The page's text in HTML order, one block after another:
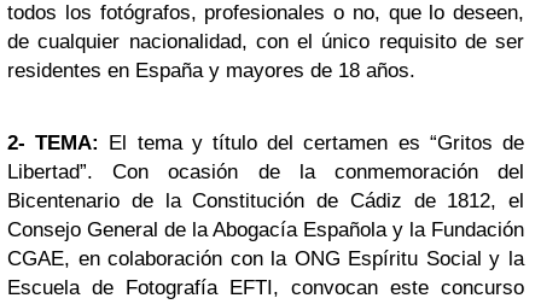
todos los fotógrafos, profesionales o no, que lo deseen,
de cualquier nacionalidad, con el único requisito de ser
residentes en España y mayores de 18 años.
2- TEMA:
El tema y título del certamen es “Gritos de
Libertad”. Con ocasión de la conmemoración del
Bicentenario de la Constitución de Cádiz de 1812, el
Consejo General de la Abogacía Española y la Fundación
CGAE, en colaboración con la ONG Espíritu Social y la
Escuela de Fotografía EFTI, convocan este concurso